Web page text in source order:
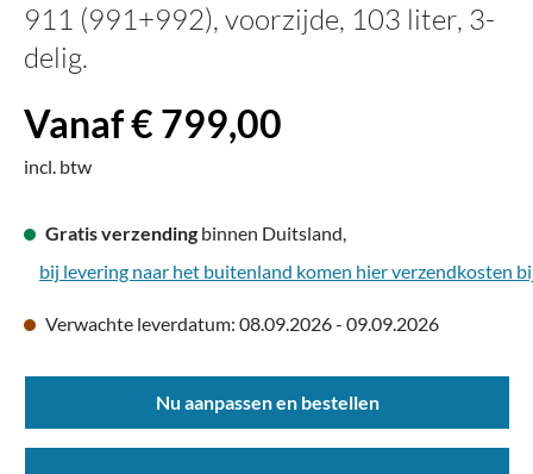
911 (991+992), voorzijde, 103 liter, 3-
delig.
Vanaf € 799,00
incl. btw
Gratis verzending binnen Duitsland,
bij levering naar het buitenland komen hier verzendkosten
Verwachte leverdatum: 08.09.2026 - 09.09.2026
Nu aanpassen en bestellen